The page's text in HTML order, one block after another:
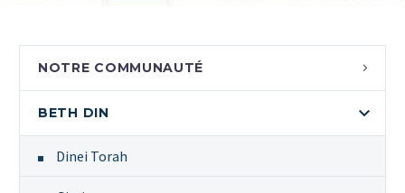
NOTRE COMMUNAUTÉ
BETH DIN
Dinei Torah